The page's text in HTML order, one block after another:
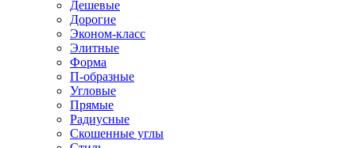
Дешевые
Дорогие
Эконом-класс
Элитные
Форма
П-образные
Угловые
Прямые
Радиусные
Скошенные углы